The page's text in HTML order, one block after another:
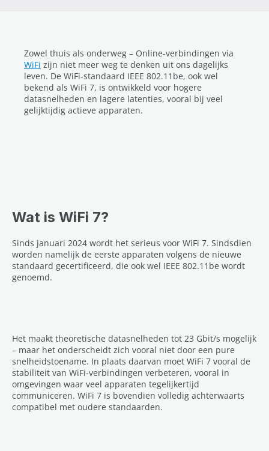
Zowel thuis als onderweg – Online-verbindingen via
WiFi zijn niet meer weg te denken uit ons dagelijks
leven. De WiFi-standaard IEEE 802.11be, ook wel
bekend als WiFi 7, is ontwikkeld voor hogere
datasnelheden en lagere latenties, vooral bij veel
gelijktijdig actieve apparaten.
Wat is WiFi 7?
Sinds januari 2024 wordt het serieus voor WiFi 7. Sindsdien
worden namelijk de eerste apparaten volgens de nieuwe
standaard gecertificeerd, die ook wel IEEE 802.11be wordt
genoemd.
Het maakt theoretische datasnelheden tot 23 Gbit/s mogelijk
– maar het onderscheidt zich vooral niet door een pure
snelheidstoename. In plaats daarvan moet WiFi 7 vooral de
stabiliteit van WiFi-verbindingen verbeteren, vooral in
omgevingen waar veel apparaten tegelijkertijd
communiceren. WiFi 7 is bovendien volledig achterwaarts
compatibel met oudere standaarden.